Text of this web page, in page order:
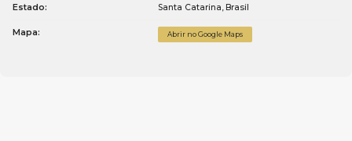
Estado: Santa Catarina, Brasil
Mapa: Abrir no Google Maps